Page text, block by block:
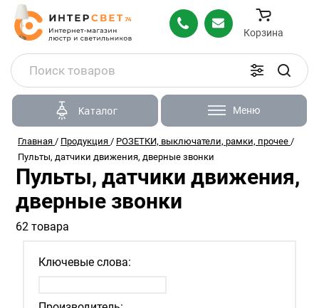
Корзина
Каталог Меню
Главная / Продукция / РОЗЕТКИ, выключатели, рамки, прочее /
Пульты, датчики движения, дверные звонки
Пульты, датчики движения,
дверные звонки
62 товара
Ключевые слова: